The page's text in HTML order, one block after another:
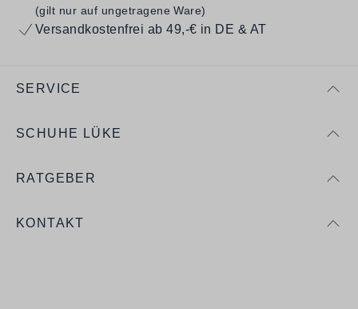
(gilt nur auf ungetragene Ware)
Versandkostenfrei ab 49,-€ in DE & AT
SERVICE
SCHUHE LÜKE
RATGEBER
KONTAKT